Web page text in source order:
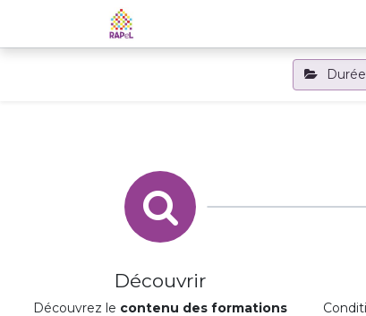
Durée
Découvrir
Découvrez le contenu des formations